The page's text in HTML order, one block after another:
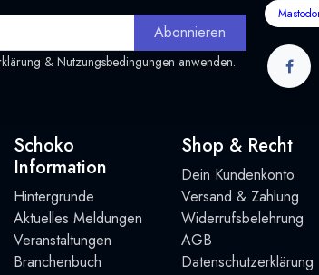
Abonnieren
& Nutzungsbedingungen anwenden.
Schoko
Information
Hintergründe
Aktuelles Meldungen
Veranstaltungen
Branchenbuch
Shop & Recht
Dein Kundenkonto
Versand & Zahlung
Widerrufsbelehrung
AGB
Datenschutzerklärung